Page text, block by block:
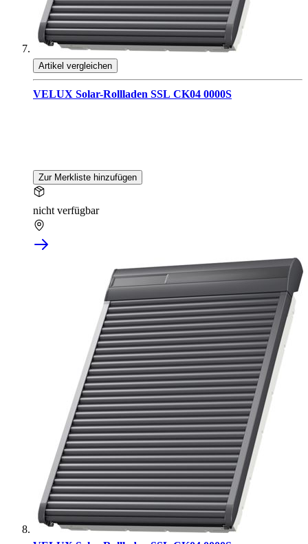
Artikel vergleichen
VELUX Solar-Rollladen SSL CK04 0000S
Zur Merkliste hinzufügen
nicht verfügbar